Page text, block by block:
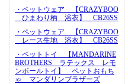
・ペットウェア 【CRAZYBOO
ひまわり柄 浴衣】 CB26SS
・ペットウェア 【CRAZYBOO
レース生地 浴衣】 CB26SS
・ペットトイ 【MANDARINE
BROTHERS ラテックス レモ
ンボールトイ】 ペットおもち
ゃ マンダリンブラザーズ